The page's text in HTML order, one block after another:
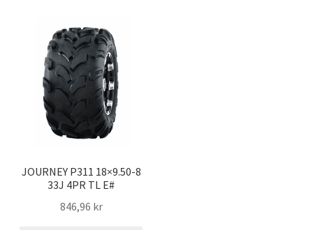
JOURNEY P311 18×9.50-8
33J 4PR TL E#
846,96 kr